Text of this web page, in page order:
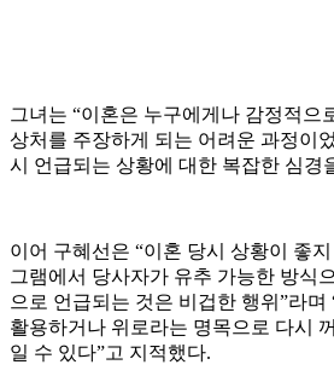
그녀는 “이혼은 누구에게나 감정적으
상처를 주장하게 되는 어려운 과정이
시 언급되는 상황에 대한 복잡한 심경
이어 구혜선은 “이혼 당시 상황이 좋
그램에서 당사자가 유추 가능한 방식
으로 언급되는 것은 비겁한 행위”라며
활용하거나 위로라는 명목으로 다시
일 수 있다”고 지적했다.